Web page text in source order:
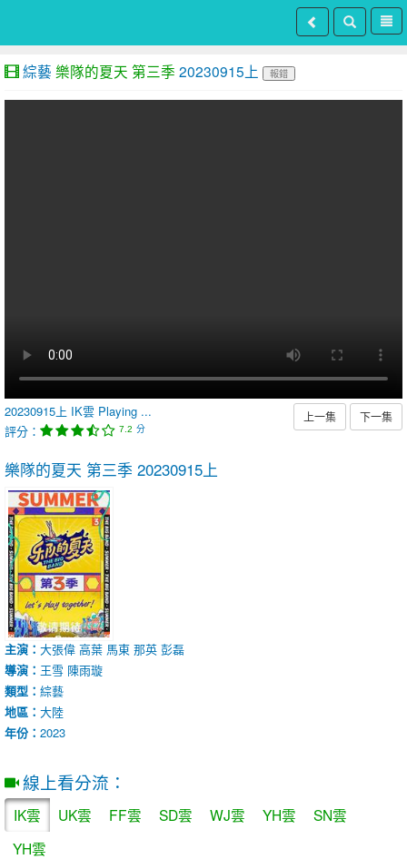
綜藝 樂隊的夏天 第三季 20230915上 報錯
20230915上 IK雲 Playing ...
評分：
7.2 分
上一集 下一集
樂隊的夏天 第三季 20230915上
主演： 大張偉 高葉 馬東 那英 彭磊
導演： 王雪 陳雨璇
類型： 綜藝
地區： 大陸
年份： 2023
線上看分流：
IK雲 UK雲 FF雲 SD雲 WJ雲 YH雲
SN雲
YH雲